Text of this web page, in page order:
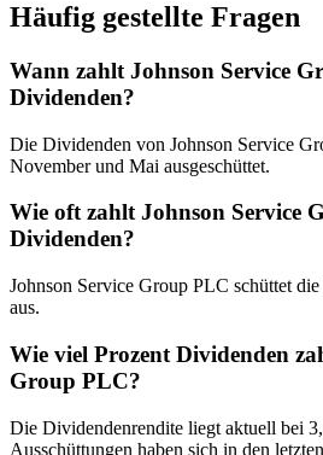
Häufig gestellte Fragen
Wann zahlt Johnson Service
Dividenden?
Die Dividenden von Johnson Service
November und Mai ausgeschüttet.
Wie oft zahlt Johnson Service
Dividenden?
Johnson Service Group PLC schüttet
aus.
Wie viel Prozent Dividenden
Group PLC?
Die Dividendenrendite liegt aktuell bei
Ausschüttungen haben sich in den